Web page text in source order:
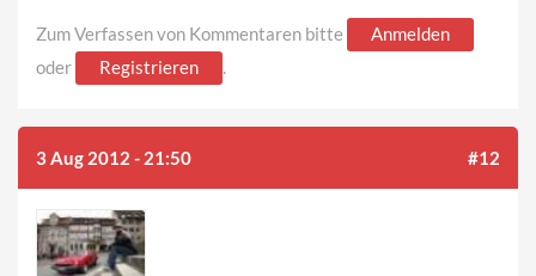
Zum Verfassen von Kommentaren bitte
Anmelden
oder
Registrieren .
3 Aug 2012 - 21:50 #12